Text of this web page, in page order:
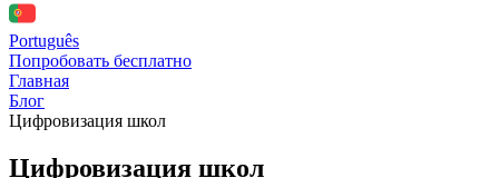
Português
Попробовать бесплатно
Главная
Блог
Цифровизация школ
Цифровизация школ